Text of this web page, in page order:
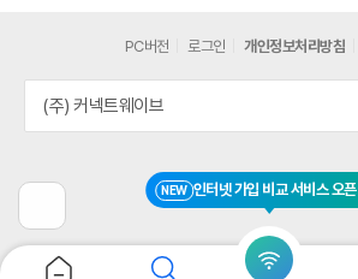
전
페
이
NEW 인터넷 가입 비교 서비스 오픈
PC버전 로그인 개인정보처리방침
(주) 커넥트웨이브